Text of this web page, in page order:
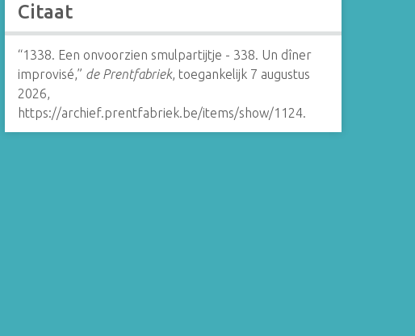
Citaat
“1338. Een onvoorzien smulpartijtje - 338. Un dîner
improvisé,” de Prentfabriek, toegankelijk 7 augustus
2026,
https://archief.prentfabriek.be/items/show/1124.